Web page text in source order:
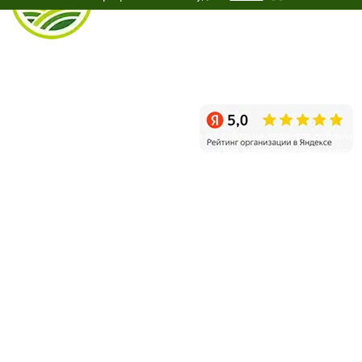
Уважаемые клиенты! Информация на сайте не является
офертой и несет справочный характер, наличие и цены могут